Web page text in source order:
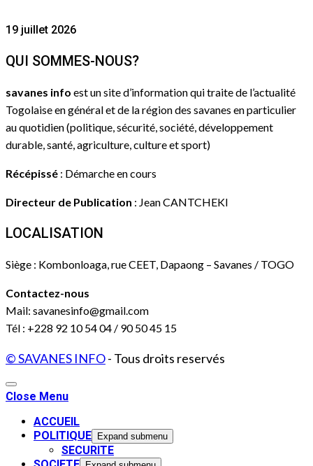
19 juillet 2026
QUI SOMMES-NOUS?
savanes info est un site d’information qui traite de l’actualité
Togolaise en général et de la région des savanes en particulier
au quotidien (politique, sécurité, société, développement
durable, santé, agriculture, culture et sport)
Récépissé : Démarche en cours
Directeur de Publication : Jean CANTCHEKI
LOCALISATION
Siège : Kombonloaga, rue CEET, Dapaong – Savanes / TOGO
Contactez-nous
Mail: savanesinfo@gmail.com
Tél : +228 92 10 54 04 / 90 50 45 15
© SAVANES INFO- Tous droits reservés
Close Menu
ACCUEIL
POLITIQUE
Expand submenu
SECURITE